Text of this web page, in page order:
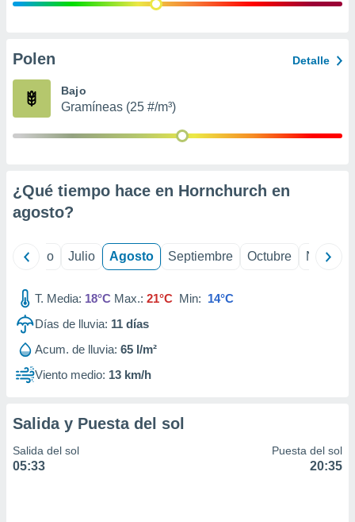
e
publicidad
Polen Detalle
Bajo
Gramíneas (25 #/m³)
¿Qué tiempo hace en Hornchurch en
agosto?
Junio Julio Agosto Septiembre Octubre
T. Media: 18°C Max.: 21°C Min: 14°C
Días de lluvia: 11 días
Acum. de lluvia: 65 l/m²
Viento medio: 13 km/h
Salida y Puesta del sol
Salida del sol
05:33
Puesta del sol
20:35